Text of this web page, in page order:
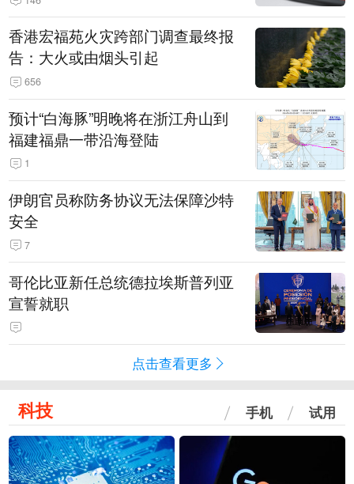
香港宏福苑火灾跨部门调查最终报
告：大火或由烟头引起
656
预计“白海豚”明晚将在浙江舟山到
福建福鼎一带沿海登陆
1
伊朗官员称防务协议无法保障沙特
安全
7
哥伦比亚新任总统德拉埃斯普列亚
宣誓就职
点击查看更多
科技 手机 试用